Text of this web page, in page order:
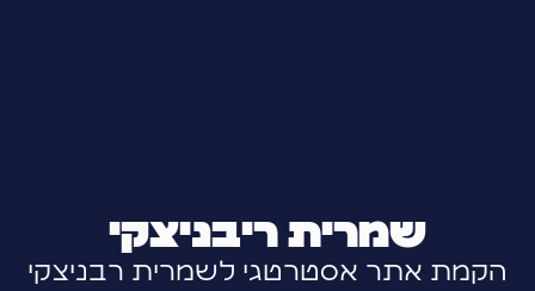
שמרית ריבניצקי
הקמת אתר אסטרטגי לשמרית רבניצקי